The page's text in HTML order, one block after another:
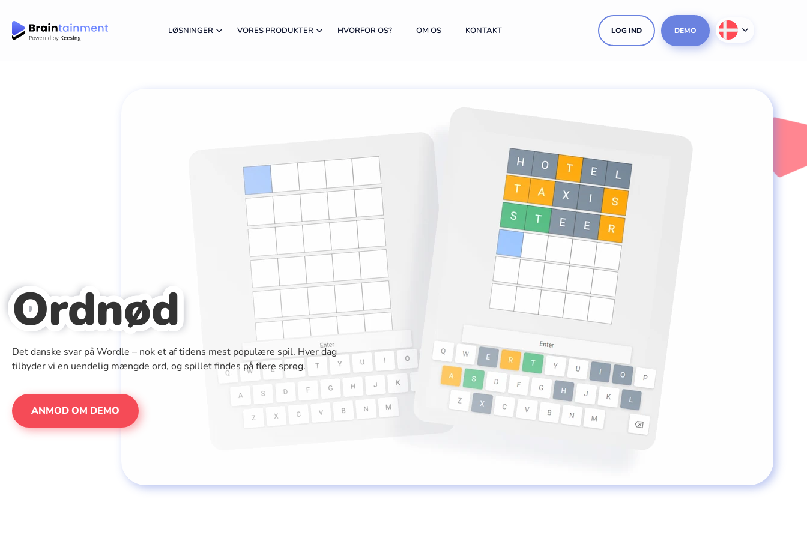
LØSNINGER VORES PRODUKTER HVORFOR OS? OM OS KONTAKT LOG IND DEMO
Ordnød
Det danske svar på Wordle – nok et af tidens mest populære spil. Hver dag
tilbyder vi en uendelig mængde ord, og spillet findes på flere sprog.
ANMOD OM DEMO